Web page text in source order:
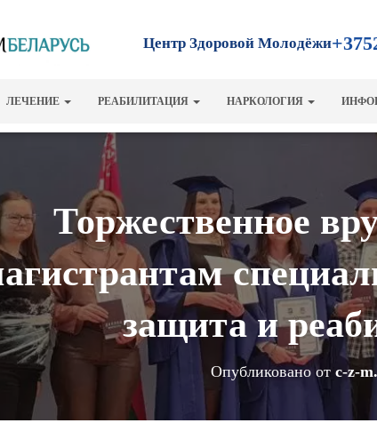
Центр Здоровой Молодёжи
ЛЕЧЕНИЕ РЕАБИЛИТАЦИЯ НАРКОЛОГИЯ
Торжественное
защита и
Опубликовано от c-z-